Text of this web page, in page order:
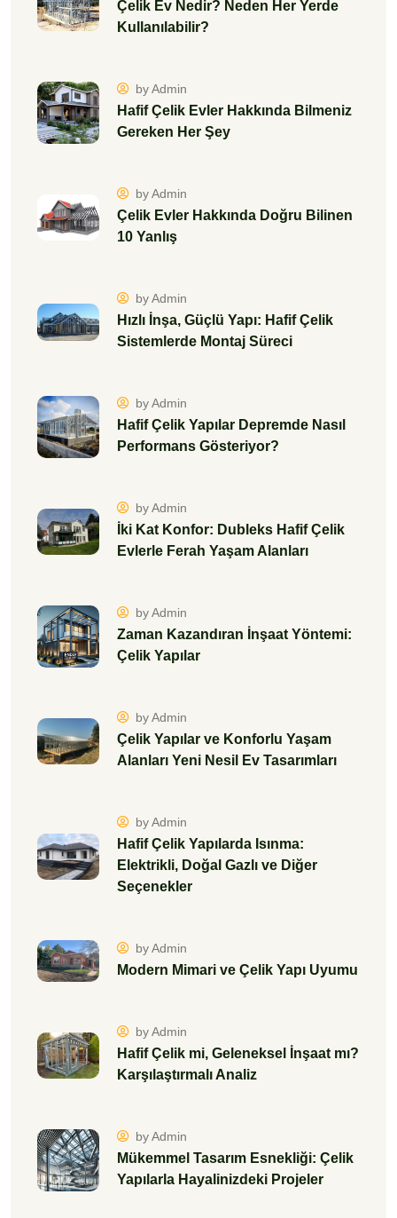
Çelik Ev Nedir? Neden Her Yerde
Kullanılabilir?
by Admin
Hafif Çelik Evler Hakkında Bilmeniz
Gereken Her Şey
by Admin
Çelik Evler Hakkında Doğru Bilinen
10 Yanlış
by Admin
Hızlı İnşa, Güçlü Yapı: Hafif Çelik
Sistemlerde Montaj Süreci
by Admin
Hafif Çelik Yapılar Depremde Nasıl
Performans Gösteriyor?
by Admin
İki Kat Konfor: Dubleks Hafif Çelik
Evlerle Ferah Yaşam Alanları
by Admin
Zaman Kazandıran İnşaat Yöntemi:
Çelik Yapılar
by Admin
Çelik Yapılar ve Konforlu Yaşam
Alanları Yeni Nesil Ev Tasarımları
by Admin
Hafif Çelik Yapılarda Isınma:
Elektrikli, Doğal Gazlı ve Diğer
Seçenekler
by Admin
Modern Mimari ve Çelik Yapı Uyumu
by Admin
Hafif Çelik mi, Geleneksel İnşaat mı?
Karşılaştırmalı Analiz
by Admin
Mükemmel Tasarım Esnekliği: Çelik
Yapılarla Hayalinizdeki Projeler